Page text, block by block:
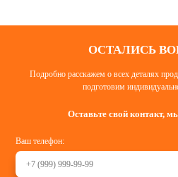
ОСТАЛИСЬ
Подробно расскажем о всех деталях
подготовим
Оставьте свой контакт,
Ваш телефон: